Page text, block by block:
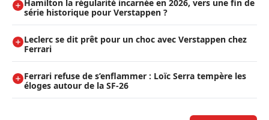
Hamilton la régularité incarnée en 2026, vers une fin de
série historique pour Verstappen ?
Leclerc se dit prêt pour un choc avec Verstappen chez
Ferrari
Ferrari refuse de s’enflammer : Loïc Serra tempère les
éloges autour de la SF-26